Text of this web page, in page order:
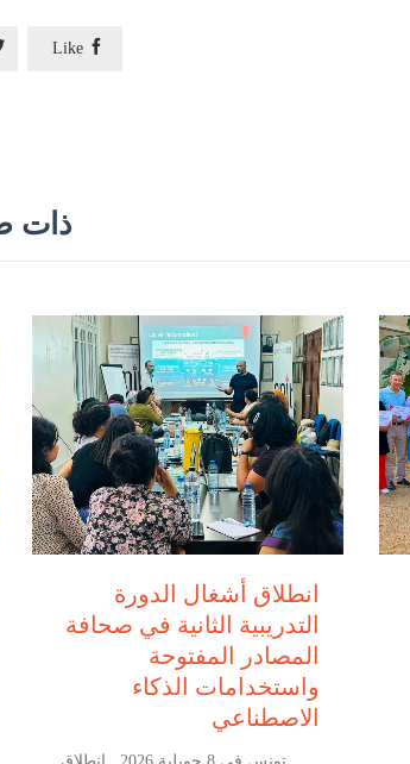

Like
ذات
انطلاق أشغال الدورة
التدريبية الثانية في صحافة
المصادر المفتوحة
واستخدامات الذكاء
الاصطناعي